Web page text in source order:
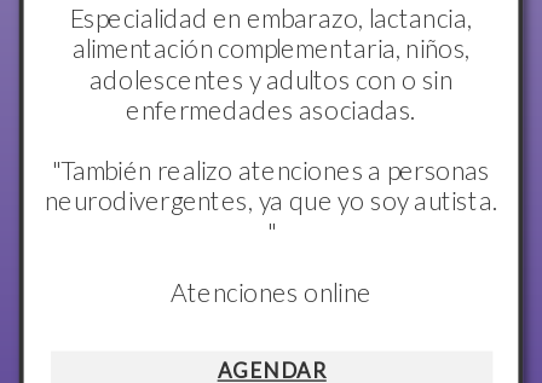
AGENDAR
Especialidad en embarazo, lactancia,
alimentación complementaria, niños,
adolescentes y adultos con o sin
enfermedades asociadas.
"También realizo atenciones a personas
neurodivergentes, ya que yo soy autista.
"
Atenciones online